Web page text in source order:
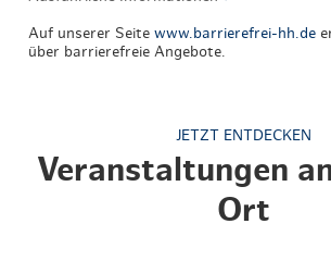
Auf unserer Seitewww.barrierefrei-hh.de
über barrierefreie Angebote.
JETZT ENTDECKEN
Veranstaltungen
Ort